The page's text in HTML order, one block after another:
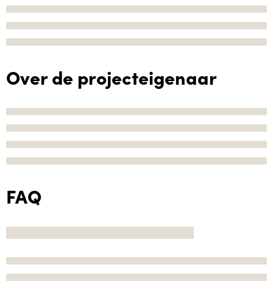
Over de projecteigenaar
FAQ